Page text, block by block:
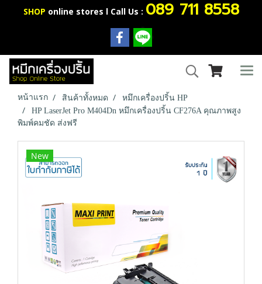
SHOP online stores l Call Us : 089 711 8558
หน้าแรก สินค้าทั้งหมด
หมึกเครื่องปริ้น HP
HP LaserJet Pro M404Dn หมึกเครื่องปริ้น CF276A คุณภาพสูง
พิมพ์คมชัด ส่งฟรี
New